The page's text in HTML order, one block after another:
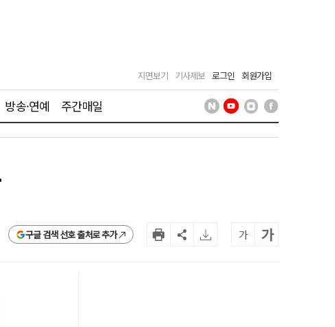
지면보기 기사제보 로그인 회원가입
방송·연예 주간매일
구글 검색 선호 출처로 추가 가 가